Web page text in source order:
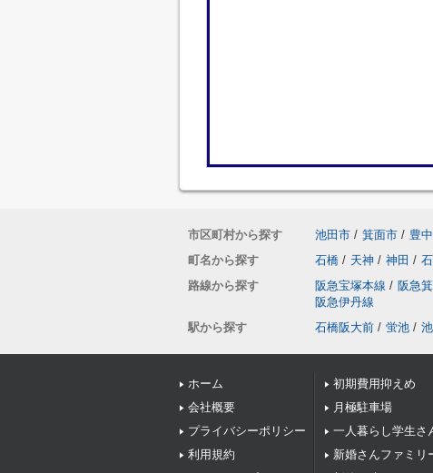
市区町村から探す 池田市 / 箕面市 / 豊
町名から探す
石橋 / 天神 / 神田 /
路線から探す
阪急宝塚本線 / 阪急
阪急伊丹線
駅から探す
石橋阪大前 / 蛍池 /
ホーム
会社概要
プライバシーポリシー
利用規約
初期費用抑えめ
月極駐車場
一人暮らし学生さ
新婚さんファミリ